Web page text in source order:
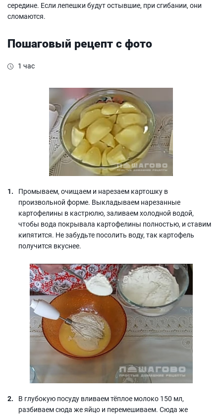
середине. Если лепешки будут остывшие, при сгибании, они
сломаются.
Пошаговый рецепт с фото
1 час
Промываем, очищаем и нарезаем картошку в
произвольной форме. Выкладываем нарезанные
картофелины в кастрюлю, заливаем холодной водой,
чтобы вода покрывала картофелины полностью, и ставим
кипятится. Не забудьте посолить воду, так картофель
получится вкуснее.
В глубокую посуду вливаем тёплое молоко 150 мл,
разбиваем сюда же яйцо и перемешиваем. Сюда же